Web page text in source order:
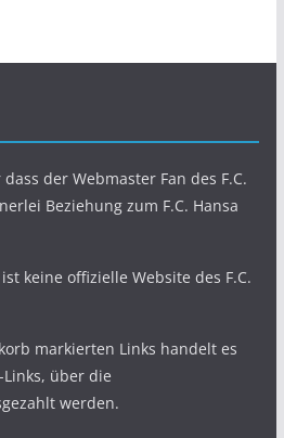
der Webmaster Fan des F.C.
Beziehung zum F.C. Hansa
keine offizielle Website des F.C.
markierten Links handelt es
über die
werden.